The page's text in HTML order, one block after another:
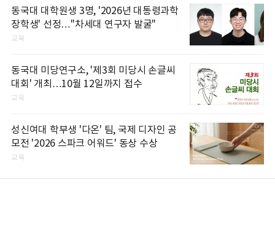
동국대 대학원생 3명, '2026년 대통령과학
장학생' 선정…"차세대 연구자 발굴"
교육
동국대 미당연구소, '제3회 미당시 손글씨
대회' 개최…10월 12일까지 접수
교육
성신여대 학부생 '다온' 팀, 국제 디자인 공
모전 '2026 스파크 어워드' 동상 수상
교육